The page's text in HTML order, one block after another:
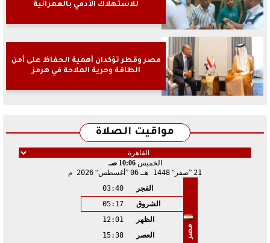
للاستهلاك الآدمي بالعمرانية
مصر وقطر تؤكدان أهمية الحفاظ على أمن
الطاقة وحرية الملاحة في هرمز
مواقيت الصلاة
الخميس10:06 صـ
21 صفر 1448 هـ 06 أغسطس 2026 م
مصر
الفجر
03:40
الشروق
05:17
الظهر
12:01
العصر
15:38